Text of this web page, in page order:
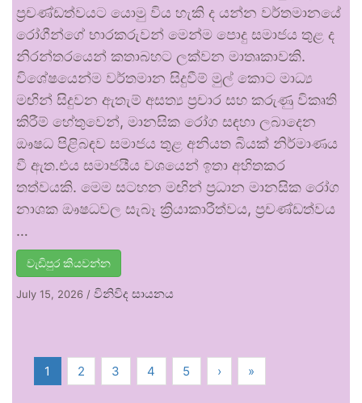
ප්‍රචණ්ඩත්වයට යොමු විය හැකි ද යන්න වර්තමානයේ
රෝගීන්ගේ භාරකරුවන් මෙන්ම පොදු සමාජය තුළ ද
නිරන්තරයෙන් කතාබහට ලක්වන මාතෘකාවකි.
විශේෂයෙන්ම වර්තමාන සිදුවීම් මුල් කොට මාධ්‍ය
මඟින් සිදුවන ඇතැම් අසත්‍ය ප්‍රචාර සහ කරුණු විකෘති
කිරීම් හේතුවෙන්, මානසික රෝග සඳහා ලබාදෙන
ඖෂධ පිළිබඳව සමාජය තුළ අනියත බියක් නිර්මාණය
වී ඇත.එය සමාජයීය වශයෙන් ඉතා අහිතකර
තත්වයකි. මෙම සටහන මඟින් ප්‍රධාන මානසික රෝග
නාශක ඖෂධවල සැබෑ ක්‍රියාකාරීත්වය, ප්‍රචණ්ඩත්වය
…
වැඩිපුර කියවන්න
July 15, 2026 / විනිවිද සායනය
1 2 3 4 5 › »